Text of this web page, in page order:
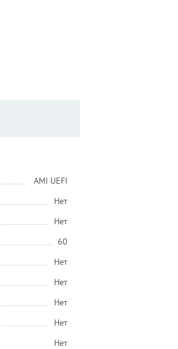
AMI UEFI
Нет
Нет
60
Нет
Нет
Нет
Нет
Нет